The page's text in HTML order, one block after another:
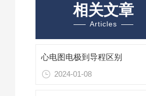
相关文章
Articles
心电图电极到导程区别
2024-01-08